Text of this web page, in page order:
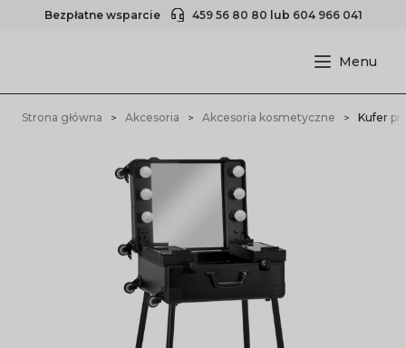
Bezpłatne wsparcie 459 56 80 80 lub 604 966 041
Strona główna Akcesoria Akcesoria kosmetyczne Kufer